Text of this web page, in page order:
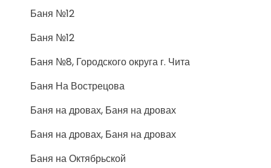
Баня №12
Баня №12
Баня №8, Городского округа г. Чита
Баня На Вострецова
Баня на дровах, Баня на дровах
Баня на дровах, Баня на дровах
Баня на Октябрьской